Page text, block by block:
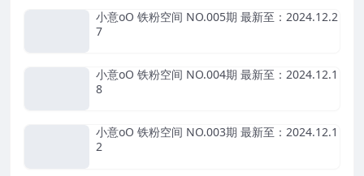
小意oO 铁粉空间 NO.005期 最新至：2024.12.2
7
小意oO 铁粉空间 NO.004期 最新至：2024.12.1
8
小意oO 铁粉空间 NO.003期 最新至：2024.12.1
2